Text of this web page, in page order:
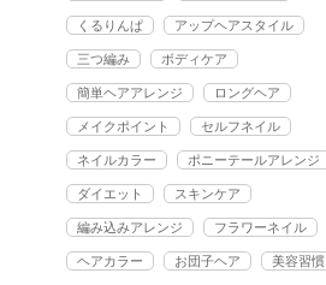
くるりんぱ アップヘアスタイル
三つ編み ボディケア
簡単ヘアアレンジ ロングヘア
メイクポイント セルフネイル
ネイルカラー ポニーテールアレンジ
ダイエット スキンケア
編み込みアレンジ フラワーネイル
ヘアカラー お団子ヘア 美容習慣